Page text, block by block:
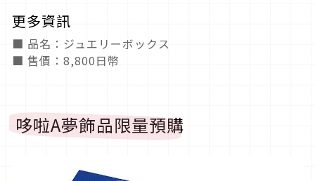
更多資訊
■ 品名：ジュエリーボックス
■ 售價：8,800日幣
哆啦A夢飾品限量預購